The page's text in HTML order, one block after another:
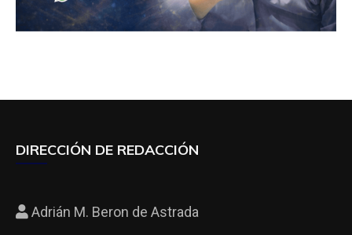
DIRECCIÓN DE REDACCIÓN
Adrián M. Beron de Astrada